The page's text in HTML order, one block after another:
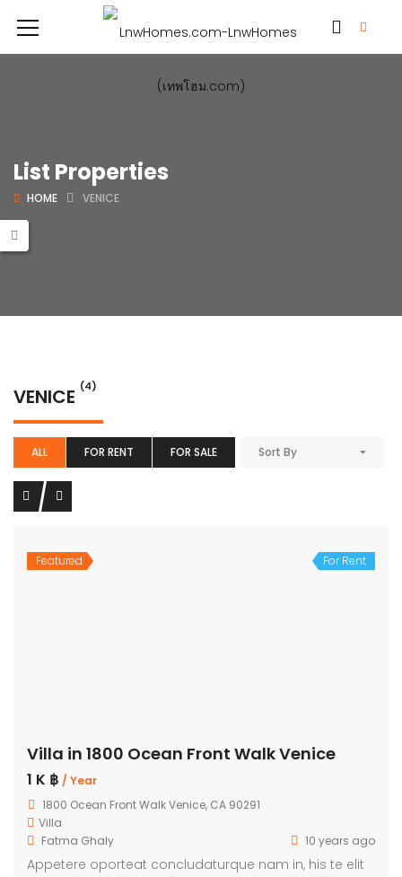
List Properties
HOME VENICE
VENICE (4)
ALL FOR RENT FOR SALE Sort By
Featured For Rent
Villa in 1800 Ocean Front Walk Venice
1 K ฿ / Year
1800 Ocean Front Walk Venice, CA 90291
Villa
Fatma Ghaly
10 years ago
Appetere oporteat concludaturque nam in, his te elit